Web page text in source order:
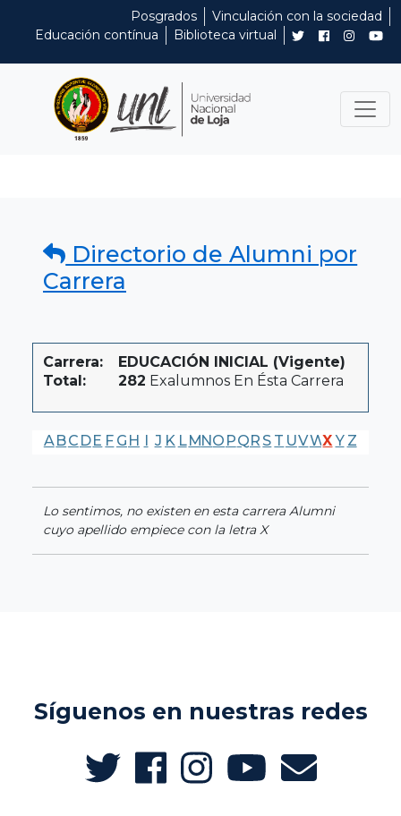
Posgrados
Vinculación con la sociedad
Educación contínua
Biblioteca virtual
Directorio de Alumni por
Carrera
Carrera:
EDUCACIÓN INICIAL (Vigente)
Total:
282 Exalumnos En Ésta Carrera
A BC DE F G H I J K LMNO PQR S T UVWXY Z
Lo sentimos, no existen en esta carrera Alumni
cuyo apellido empiece con la letra X
Síguenos en nuestras redes